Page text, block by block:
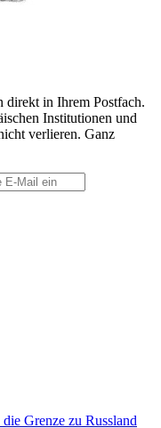
direkt in Ihrem Postfach.
Institutionen und
verlieren. Ganz
Grenze zu Russland